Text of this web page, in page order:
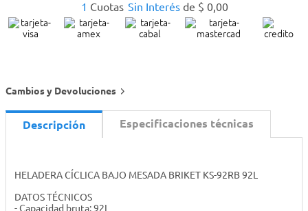
1 Cuotas Sin Interés de $ 0,00
Cambios y Devoluciones
Descripción Especificaciones técnicas
HELADERA CÍCLICA BAJO MESADA BRIKET KS-92RB 92L
DATOS TÉCNICOS
- Capacidad bruta: 92L